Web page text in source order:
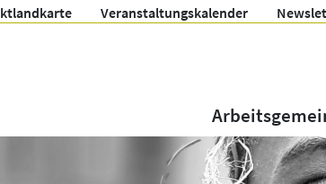
Veranstaltungskalender